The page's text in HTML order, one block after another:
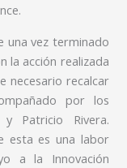
una vez terminado
la acción realizada
necesario recalcar
por los
Patricio Rivera.
esta es una labor
a la Innovación